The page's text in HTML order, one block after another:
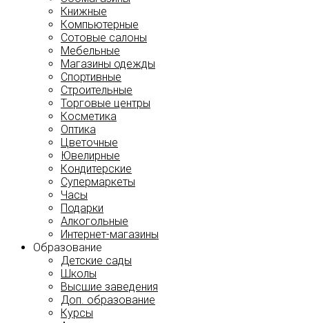
Книжные
Компьютерные
Сотовые салоны
Мебельные
Магазины одежды
Спортивные
Строительные
Торговые центры
Косметика
Оптика
Цветочные
Ювелирные
Кондитерские
Супермаркеты
Часы
Подарки
Алкогольные
Интернет-магазины
Образование
Детские сады
Школы
Высшие заведения
Доп. образование
Курсы